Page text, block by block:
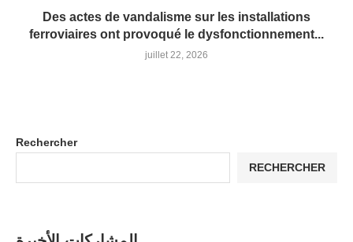
Des actes de vandalisme sur les installations
ferroviaires ont provoqué le dysfonctionnement...
juillet 22, 2026
Rechercher
RECHERCHER